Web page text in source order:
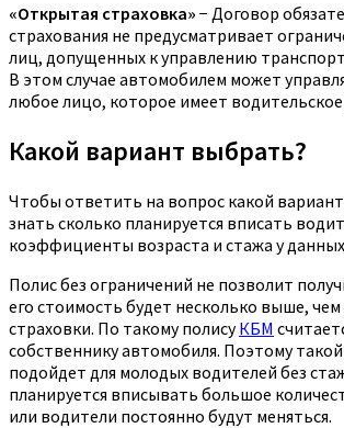
«Открытая страховка» − Договор
страхования не предусматривает
лиц, допущенных к управлению
В этом случае автомобилем может
любое лицо, которое имеет
Какой вариант выбрать?
Чтобы ответить на вопрос какой
знать сколько планируется вписать
коэффициенты возраста и стажа у
Полис без ограничений не позволит
его стоимость будет несколько выше,
страховки. По такому полисуКБМ
собственнику автомобиля. Поэтому
подойдет для молодых водителей без
планируется вписывать большое
или водители постоянно будут меняться.